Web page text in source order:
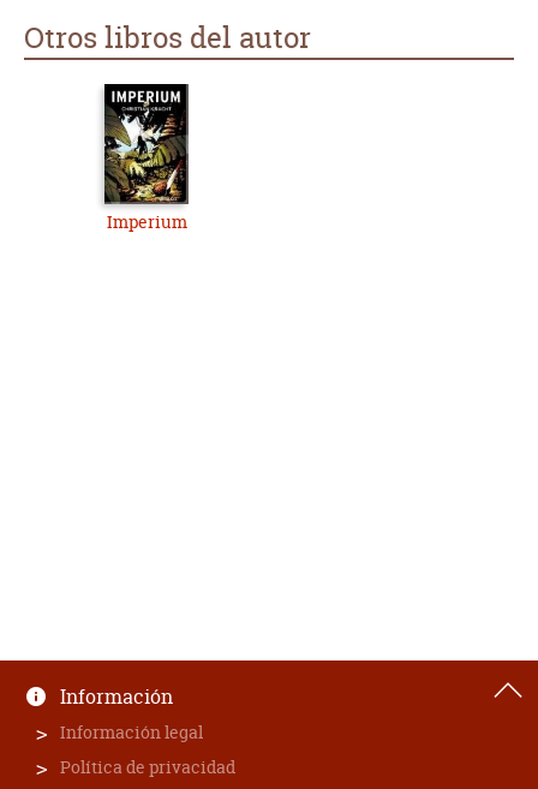
Otros libros del autor
Imperium
Información
Información legal
Política de privacidad